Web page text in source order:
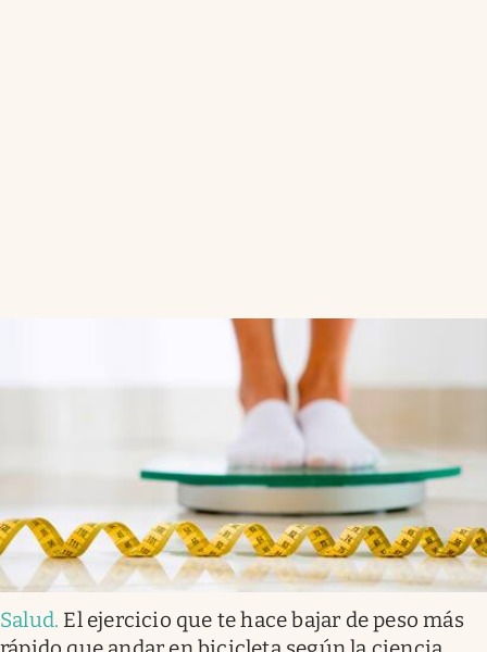
Salud. El ejercicio que te hace bajar de peso más